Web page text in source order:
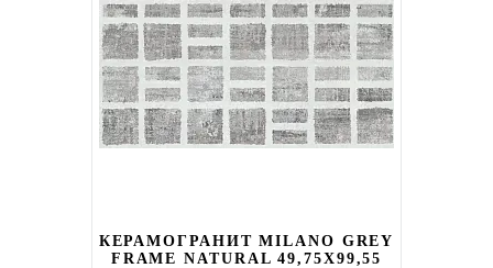
КЕРАМОГРАНИТ MILANO GREY
FRAME NATURAL 49,75X99,55